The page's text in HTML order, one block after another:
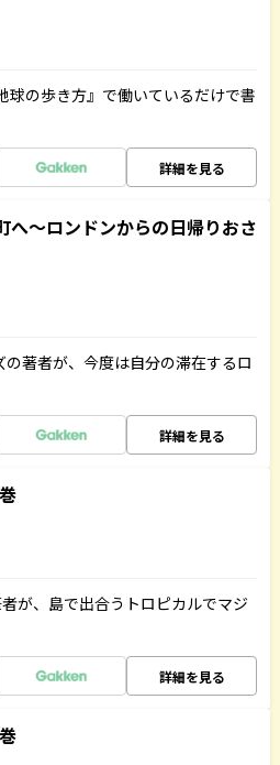
球の歩き方』で働いているだけで書
詳細を見る
へ～ロンドンからの日帰りおさ
著者が、今度は自分の滞在するロ
詳細を見る
が、島で出合うトロピカルでマジ
詳細を見る